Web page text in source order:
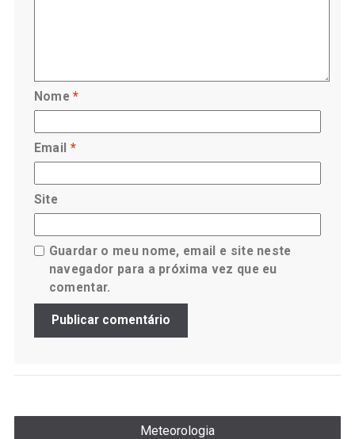
Nome*
Email *
Site
Guardar o meu nome, email e site neste
navegador para a próxima vez que eu
comentar.
Meteorologia